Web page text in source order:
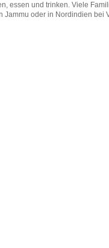
essen und trinken. Viele
Jammu oder in Nordindien bei